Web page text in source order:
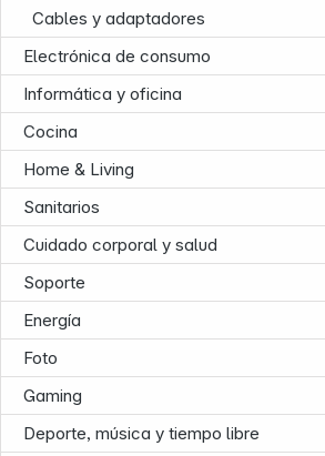
Cables y adaptadores
Electrónica de consumo
Informática y oficina
Cocina
Home & Living
Sanitarios
Cuidado corporal y salud
Soporte
Energía
Foto
Gaming
Deporte, música y tiempo libre
Infoterminal